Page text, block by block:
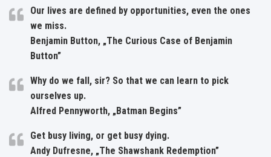
Our lives are defined by opportunities, even the ones
we miss.
Benjamin Button, „The Curious Case of Benjamin
Button”
Why do we fall, sir? So that we can learn to pick
ourselves up.
Alfred Pennyworth, „Batman Begins”
Get busy living, or get busy dying.
Andy Dufresne, „The Shawshank Redemption”